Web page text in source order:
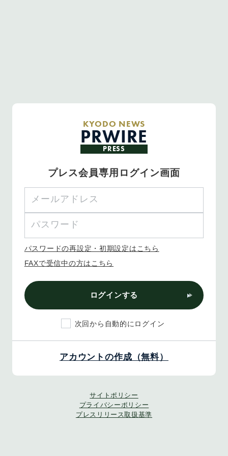
KYODO NEWS
PRWIRE
PRESS
プレス会員専用ログイン画面
パスワードの再設定・初期設定はこちら
FAXで受信中の方はこちら
ログインする
次回から自動的にログイン
アカウントの作成（無料）
サイトポリシー
プライバシーポリシー
プレスリリース取扱基準